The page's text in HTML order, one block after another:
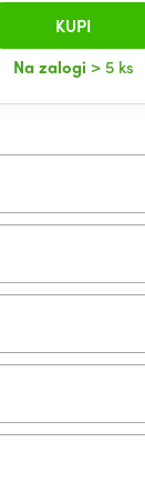
Na zalogi > 5 ks
KUPI